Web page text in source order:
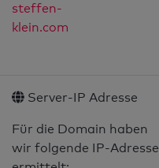
steffen-
klein.com
Server-IP Adresse
Für die Domain haben
wir folgende IP-Adresse